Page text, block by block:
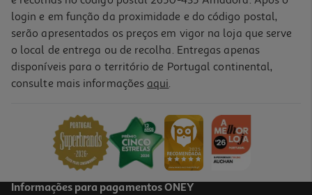
login e em função da proximidade e do código postal,
serão apresentados os preços em vigor na loja que serve
o local de entrega ou de recolha. Entregas apenas
disponíveis para o território de Portugal continental,
consulte mais informações aqui.
Informações para pagamentos ONEY